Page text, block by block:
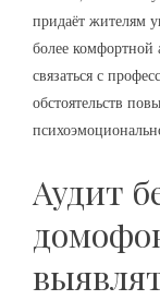
придаёт жителям
более
связаться с
обстоятельств
Аудит